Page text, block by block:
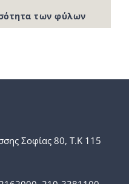
των φύλων
Σοφίας 80, Τ.Κ 115